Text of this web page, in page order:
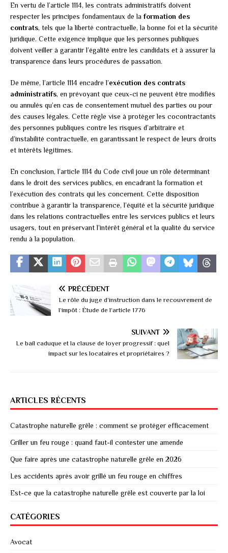
En vertu de l’article 1114, les contrats administratifs doivent
respecter les principes fondamentaux de la formation des
contrats, tels que la liberté contractuelle, la bonne foi et la sécurité
juridique. Cette exigence implique que les personnes publiques
doivent veiller à garantir l’égalité entre les candidats et à assurer la
transparence dans leurs procédures de passation.
De même, l’article 1114 encadre l’exécution des contrats
administratifs, en prévoyant que ceux-ci ne peuvent être modifiés
ou annulés qu’en cas de consentement mutuel des parties ou pour
des causes légales. Cette règle vise à protéger les cocontractants
des personnes publiques contre les risques d’arbitraire et
d’instabilité contractuelle, en garantissant le respect de leurs droits
et intérêts légitimes.
En conclusion, l’article 1114 du Code civil joue un rôle déterminant
dans le droit des services publics, en encadrant la formation et
l’exécution des contrats qui les concernent. Cette disposition
contribue à garantir la transparence, l’équité et la sécurité juridique
dans les relations contractuelles entre les services publics et leurs
usagers, tout en préservant l’intérêt général et la qualité du service
rendu à la population.
PRÉCÉDENT
Le rôle du juge d’instruction dans le recouvrement de
l’impôt : Étude de l’article 1776
SUIVANT
Le bail caduque et la clause de loyer progressif : quel
impact sur les locataires et propriétaires ?
ARTICLES RÉCENTS
Catastrophe naturelle grêle : comment se protéger efficacement
Griller un feu rouge : quand faut-il contester une amende
Que faire après une catastrophe naturelle grêle en 2026
Les accidents après avoir grillé un feu rouge en chiffres
Est-ce que la catastrophe naturelle grêle est couverte par la loi
CATÉGORIES
Avocat